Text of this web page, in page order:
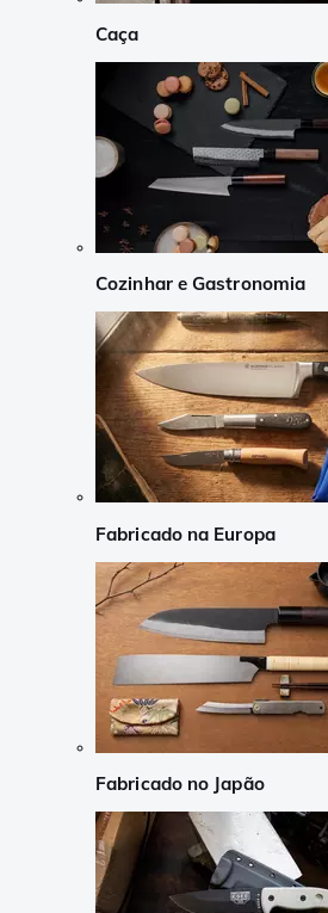
Caça
Cozinhar e Gastronomia
Fabricado na Europa
Fabricado no Japão